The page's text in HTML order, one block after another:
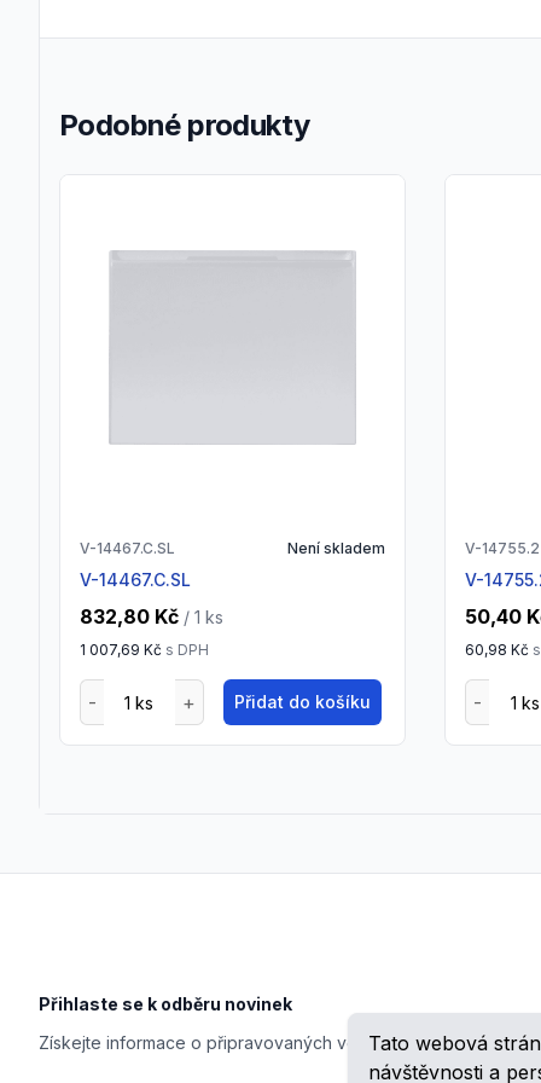
Tato webová
návštěvnosti a
Podobné produkty
V-14467.C.SL Není skladem
V-14467.C.SL
832,80 Kč / 1 ks
1 007,69 Kč s DPH
Přidat do košíku
V-14755.2
V-
50,40
60,98 Kč
Přihlaste se k odběru novinek
Získejte informace o připravovaných veletrzích, školeních,